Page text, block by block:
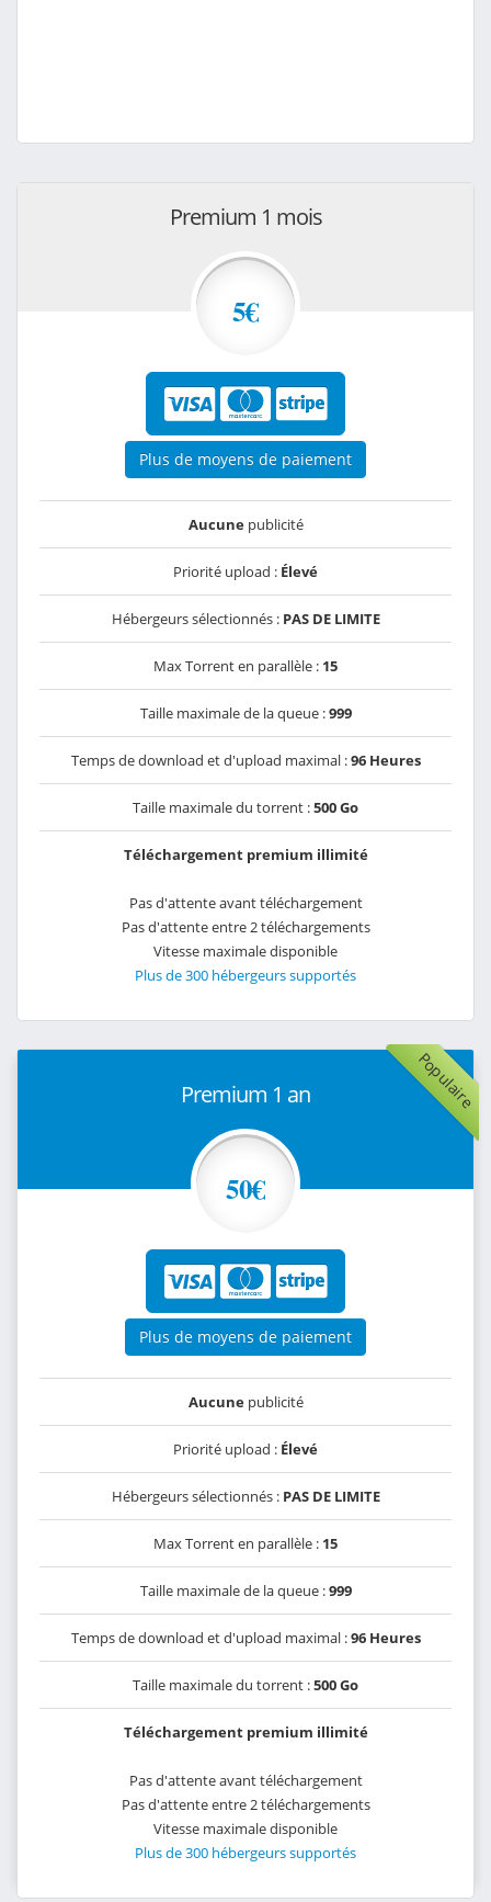
Premium 1 mois
5€
Plus de moyens de paiement
Aucunepublicité
Priorité upload : Élevé
Hébergeurs sélectionnés : PAS DE LIMITE
Max Torrent en parallèle : 15
Taille maximale de la queue :999
Temps de download et d'upload maximal :96 Heures
Taille maximale du torrent :500 Go
Téléchargement premium illimité
Pas d'attente avant téléchargement
Pas d'attente entre 2 téléchargements
Vitesse maximale disponible
Plus de 300 hébergeurs supportés
Populaire
Premium 1 an
50€
Plus de moyens de paiement
Aucunepublicité
Priorité upload : Élevé
Hébergeurs sélectionnés : PAS DE LIMITE
Max Torrent en parallèle : 15
Taille maximale de la queue :999
Temps de download et d'upload maximal :96 Heures
Taille maximale du torrent :500 Go
Téléchargement premium illimité
Pas d'attente avant téléchargement
Pas d'attente entre 2 téléchargements
Vitesse maximale disponible
Plus de 300 hébergeurs supportés